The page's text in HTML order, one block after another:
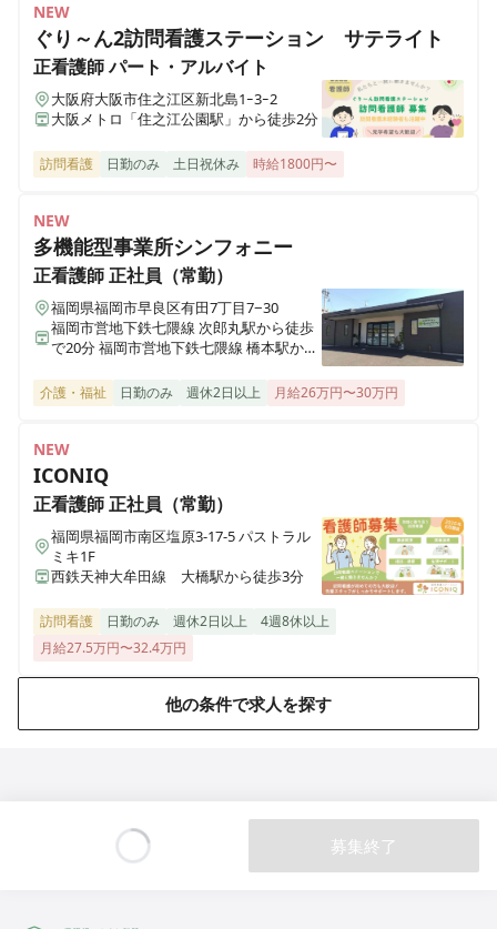
東京都江戸川区南篠崎町4丁目17番1号
ホスピス西城Ⅰ・Ⅱ
岩手県一関市八幡町2-43 （社団医療法人西城病院）
医療施設型ホスピス 医心館小田原
医療施設型ホスピス 医心館鈴鹿
三重県鈴鹿市末広東5番（住所未定）
医療施設型ホスピス 医心館豊中
大阪府豊中市立花町１丁目6-31
医療施設型ホスピス 医心館ふくにし
医療施設型ホスピス 医心館弘前
青森県弘前市大字外崎4丁目2-3
医療施設型ホスピス 医心館篠崎
東京都江戸川区篠崎町2丁目31-3（住所未定）
医療施設型ホスピス 医心館秋田
秋田県秋田市広面字大巻59
NEW
ぐり～ん2訪問看護ステーション サテライト
正看護師パート・アルバイト
大阪府大阪市住之江区新北島1ｰ3ｰ2
大阪メトロ「住之江公園駅」から徒歩2分
訪問看護 日勤のみ 土日祝休み 時給1800円〜
NEW
多機能型事業所シンフォニー
正看護師正社員（常勤）
福岡県福岡市早良区有田7丁目7−30
福岡市営地下鉄七隈線 次郎丸駅から徒歩
で20分 福岡市営地下鉄七隈線 橋本駅から
介護・福祉 日勤のみ 週休2日以上 月給26万円〜30万円
NEW
ICONIQ
正看護師正社員（常勤）
福岡県福岡市南区塩原3-17-5 パストラル
ミキ1F
西鉄天神大牟田線 大橋駅から徒歩3分
訪問看護 日勤のみ 週休2日以上
4週8休以上
月給27.5万円〜32.4万円
他の条件で求人を探す
募集終了